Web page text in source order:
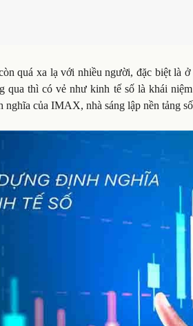
quá xa lạ với nhiều người, đặc biệt là
qua thì có vẻ như kinh tế số là khái
nghĩa của IMAX, nhà sáng lập nền tảng